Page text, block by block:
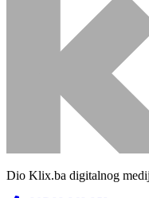
Dio Klix.ba digitalnog